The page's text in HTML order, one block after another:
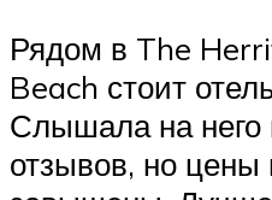
Рядом в The
Beach стоит
Слышала на него
отзывов, но